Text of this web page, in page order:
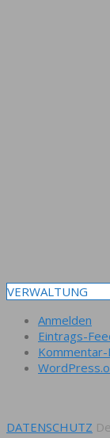
VERWALTUNG
Anmelden
Eintrags-
Kommentar-
DATENSCHUTZ